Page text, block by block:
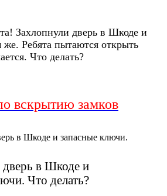
Захлопнули дверь в Шкоде и
Ребята пытаются открыть
Что делать?
вскрытию замков
дверь в Шкоде и
Что делать?